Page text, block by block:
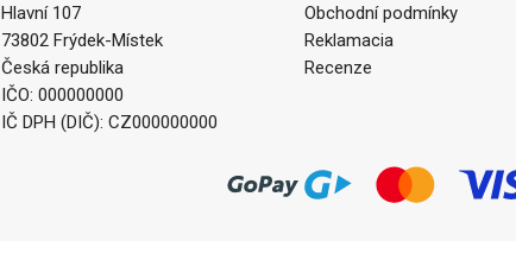
Hlavní 107
73802 Frýdek-Místek
Česká republika
IČO: 000000000
IČ DPH (DIČ): CZ000000000
Obchodní podmínky
Reklamacia
Recenze